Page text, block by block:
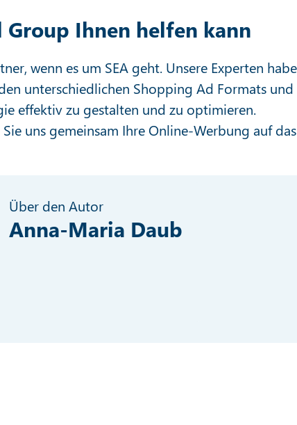
Ihnen helfen kann
wenn es um SEA geht. Unsere Experten
unterschiedlichen Shopping Ad Formats und
effektiv zu gestalten und zu optimieren.
uns gemeinsam Ihre Online-Werbung auf das
Über den Autor
Anna-Maria Daub